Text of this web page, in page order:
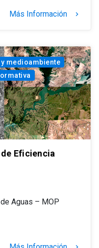
Más Información keyboard_arrow_right
medioambiente
Eficiencia
Aguas – MOP